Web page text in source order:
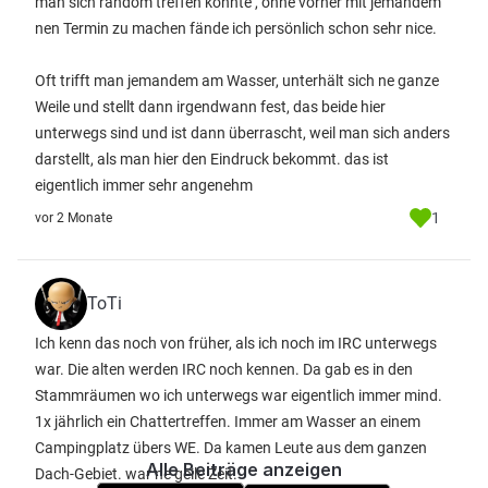
nen Termin zu machen fände ich persönlich schon sehr nice.
Oft trifft man jemandem am Wasser, unterhält sich ne ganze
Weile und stellt dann irgendwann fest, das beide hier
unterwegs sind und ist dann überrascht, weil man sich anders
darstellt, als man hier den Eindruck bekommt. das ist
eigentlich immer sehr angenehm
vor 2 Monate 1
ToTi
Ich kenn das noch von früher, als ich noch im IRC unterwegs
war. Die alten werden IRC noch kennen. Da gab es in den
Stammräumen wo ich unterwegs war eigentlich immer mind.
1x jährlich ein Chattertreffen. Immer am Wasser an einem
Campingplatz übers WE. Da kamen Leute aus dem ganzen
Dach-Gebiet. war ne geile Zeit.Alle Beiträge anzeigen